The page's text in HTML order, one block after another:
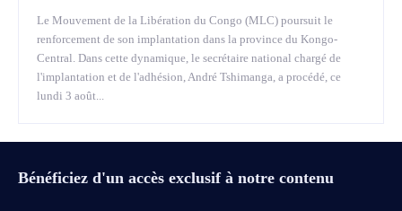
Le Mouvement de la Libération du Congo (MLC) poursuit le
renforcement de son implantation dans la province du Kongo-
Central. Dans cette dynamique, le secrétaire national chargé de
l'implantation et de l'adhésion, André Tshimanga, a procédé, ce
lundi 3 août...
Bénéficiez d'un accès exclusif à notre contenu